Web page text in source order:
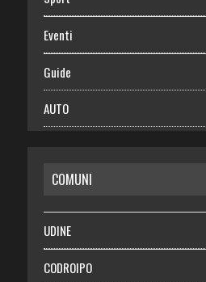
Eventi
Guide
AUTO
RISPARMIO
SALUTE
Necrologie
COMUNI
UDINE
CODROIPO